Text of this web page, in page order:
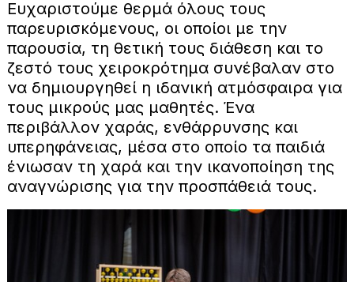
Ευχαριστούμε θερμά όλους τους
παρευρισκόμενους, οι οποίοι με την
παρουσία, τη θετική τους διάθεση και το
ζεστό τους χειροκρότημα συνέβαλαν στο
να δημιουργηθεί η ιδανική ατμόσφαιρα για
τους μικρούς μας μαθητές. Ένα
περιβάλλον χαράς, ενθάρρυνσης και
υπερηφάνειας, μέσα στο οποίο τα παιδιά
ένιωσαν τη χαρά και την ικανοποίηση της
αναγνώρισης για την προσπάθειά τους.